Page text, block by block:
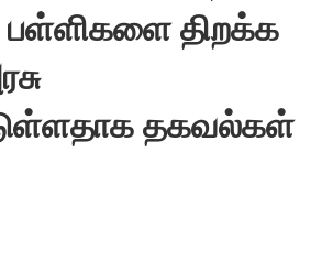
பள்ளிகளை திறக்க
தகவல்கள்